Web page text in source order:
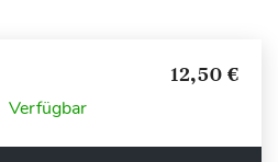
12,50 €
Verfügbar